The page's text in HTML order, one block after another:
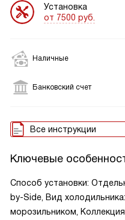
Установка
от 7500 руб.
Наличные
Банковский счет
Все инструкции
Ключевые
Способ установки:
by-Side, Вид
морозильником,